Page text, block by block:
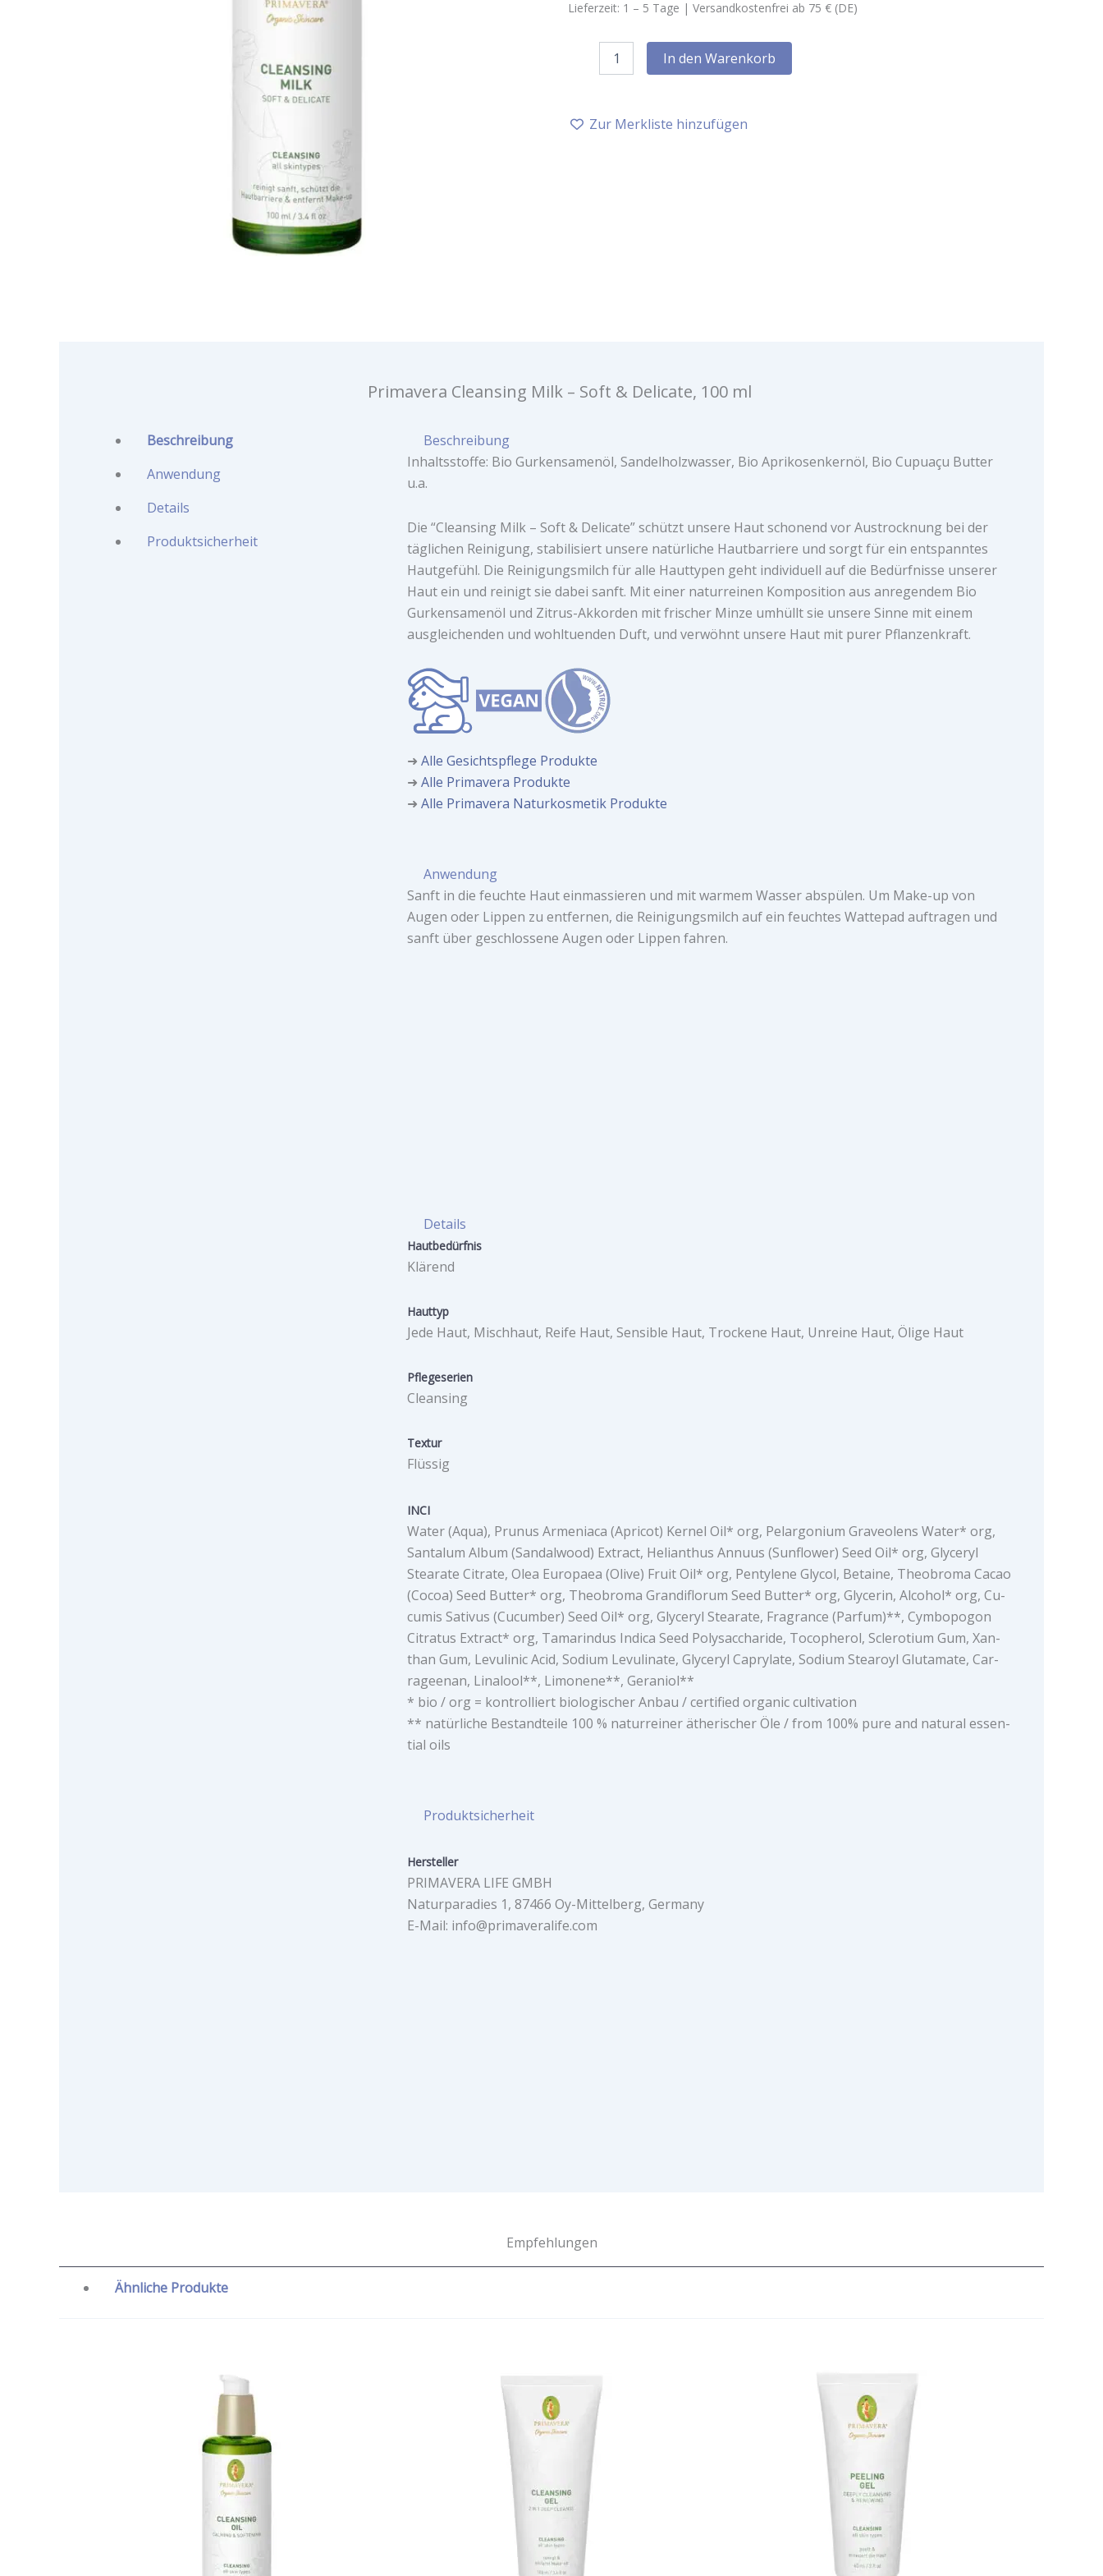
Lieferzeit: 1 – 5 Tage | Versandkostenfrei ab 75 € (DE)
Cleansing
Soft
&
In den Warenkorb
Zur Merkliste hinzufügen
Primavera Cleansing Milk – Soft & Delicate, 100 ml
Beschreibung
Anwendung
Details
Produktsicherheit
Beschreibung
Inhaltsstoffe: Bio Gurkensamenöl, Sandelholzwasser, Bio Aprikosenkernöl, Bio Cupuaçu Butter
u.a.
Die “Cleansing Milk – Soft & Delicate” schützt unsere Haut schonend vor Austrocknung bei der
täglichen Reinigung, stabilisiert unsere natürliche Hautbarriere und sorgt für ein entspanntes
Hautgefühl. Die Reinigungsmilch für alle Hauttypen geht individuell auf die Bedürfnisse unserer
Haut ein und reinigt sie dabei sanft. Mit einer naturreinen Komposition aus anregendem Bio
Gurkensamenöl und Zitrus-Akkorden mit frischer Minze umhüllt sie unsere Sinne mit einem
ausgleichenden und wohltuenden Duft, und verwöhnt unsere Haut mit purer Pflanzenkraft.
➜ Alle Gesichtspflege Produkte
➜ Alle Primavera Produkte
➜ Alle Primavera Naturkosmetik Produkte
Anwendung
Sanft in die feuchte Haut einmassieren und mit warmem Wasser abspülen. Um Make-up von
Augen oder Lippen zu entfernen, die Reinigungsmilch auf ein feuchtes Wattepad auftragen und
sanft über geschlossene Augen oder Lippen fahren.
Details
Hautbedürfnis
Klärend
Hauttyp
Jede Haut, Mischhaut, Reife Haut, Sensible Haut, Trockene Haut, Unreine Haut, Ölige Haut
Pflegeserien
Cleansing
Textur
Flüssig
INCI
Water (Aqua), Prunus Armeniaca (Apricot) Kernel Oil* org, Pelargonium Graveolens Water* org,
Santalum Album (Sandalwood) Extract, Helianthus Annuus (Sunflower) Seed Oil* org, Glyceryl
Stearate Citrate, Olea Europaea (Olive) Fruit Oil* org, Pentylene Glycol, Betaine, Theobroma Cacao
(Cocoa) Seed Butter* org, Theobroma Grandiflorum Seed Butter* org, Glycerin, Alcohol* org, Cu-
cumis Sativus (Cucumber) Seed Oil* org, Glyceryl Stearate, Fragrance (Parfum)**, Cymbopogon
Citratus Extract* org, Tamarindus Indica Seed Polysaccharide, Tocopherol, Sclerotium Gum, Xan-
than Gum, Levulinic Acid, Sodium Levulinate, Glyceryl Caprylate, Sodium Stearoyl Glutamate, Car-
rageenan, Linalool**, Limonene**, Geraniol**
* bio / org = kontrolliert biologischer Anbau / certified organic cultivation
** natürliche Bestandteile 100 % naturreiner ätherischer Öle / from 100% pure and natural essen-
tial oils
Produktsicherheit
Hersteller
PRIMAVERA LIFE GMBH
Naturparadies 1, 87466 Oy-Mittelberg, Germany
E-Mail: info@primaveralife.com
Empfehlungen
Ähnliche Produkte